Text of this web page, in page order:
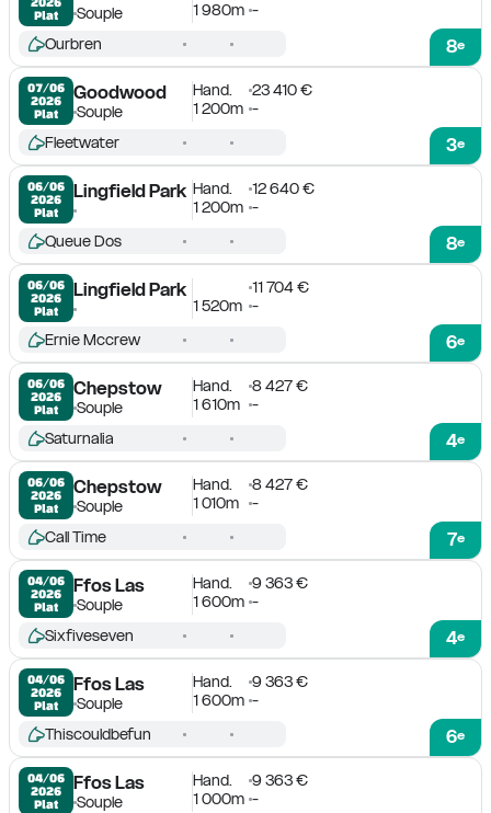
Plat
Souple
1 980m -
8e
Ourbren
07/06
2026
Plat
Goodwood
Souple
Hand.
23 410 €
1 200m -
3e
Fleetwater
06/06
2026
Plat
Lingfield Park Hand.
12 640 €
1 200m -
8e
Queue Dos
06/06
2026
Plat
Lingfield Park
11 704 €
1 520m -
6e
Ernie Mccrew
06/06
2026
Plat
Chepstow
Souple
Hand.
8 427 €
1 610m
-
4e
Saturnalia
06/06
2026
Plat
Chepstow
Souple
Hand.
8 427 €
1 010m
-
7e
Call Time
04/06
2026
Plat
Ffos Las
Souple
Hand.
9 363 €
1 600m -
4e
Sixfiveseven
04/06
2026
Plat
Ffos Las
Souple
Hand.
9 363 €
1 600m -
6e
Thiscouldbefun
04/06
2026
Plat
Ffos Las
Souple
Hand.
9 363 €
1 000m -